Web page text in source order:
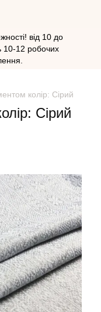
від 10 до
10-12 робочих
колір: Сірий
Сірий